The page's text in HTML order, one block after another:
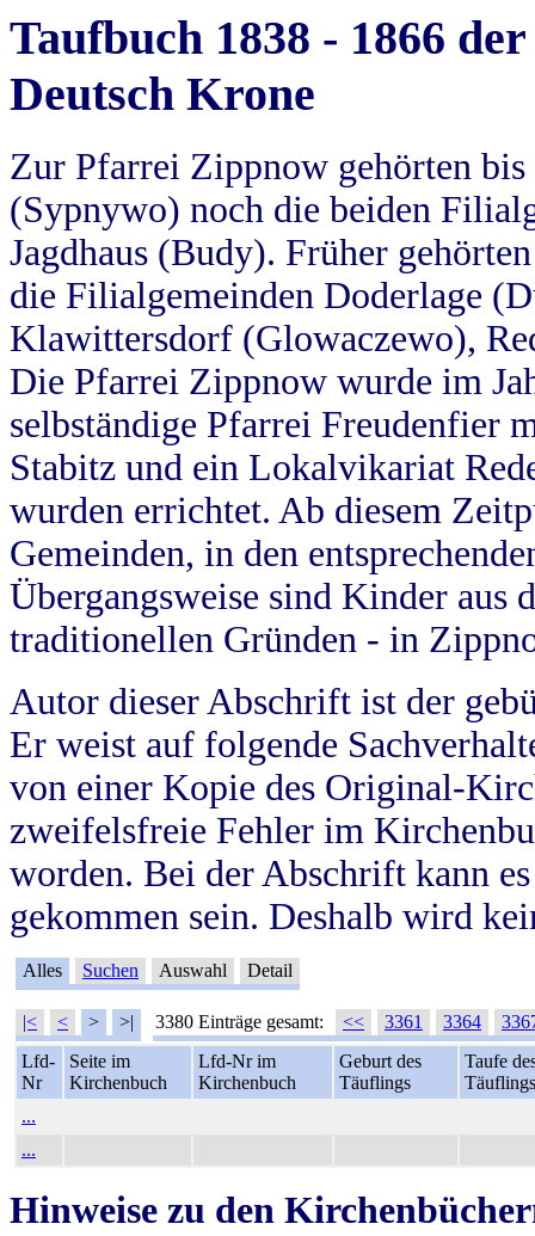
Taufbuch 1838 - 1866
Deutsch Krone
Zur Pfarrei Zippnow gehörten
(Sypnywo) noch die beiden
Jagdhaus (Budy). Früher
die Filialgemeinden Doderlage
Klawittersdorf (Glowaczewo),
Die Pfarrei Zippnow wurde im
selbständige Pfarrei Freudenfier
Stabitz und ein Lokalvikariat
wurden errichtet. Ab diesem
Gemeinden, in den
Übergangsweise sind Kinder aus
traditionellen Gründen - in
Autor dieser Abschrift ist der
Er weist auf folgende
von einer Kopie des Original-
zweifelsfreie Fehler im
worden. Bei der Abschrift kann
gekommen sein. Deshalb wird
Alles Suchen Auswahl Detail
|< < > >| 3380 Einträge gesamt: << 3361 3364
Lfd-
Nr
Seite im
Kirchenbuch
Lfd-Nr im
Kirchenbuch
Geburt des
Täuflings
Taufe
Täuflings
...
...
Hinweise zu den